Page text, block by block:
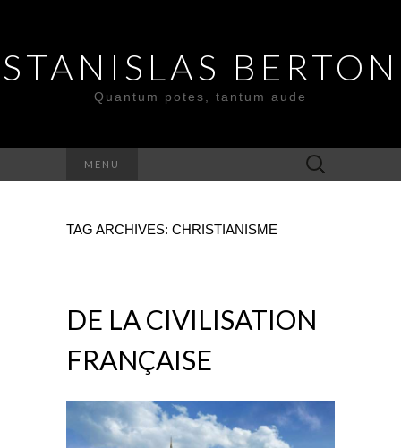
STANISLAS BERTON
Quantum potes, tantum aude
MENU
Search
for:
TAG ARCHIVES: CHRISTIANISME
DE LA CIVILISATION
FRANÇAISE